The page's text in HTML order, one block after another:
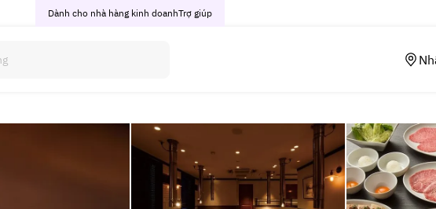
Dành cho nhà hàng kinh doanhTrợ giúp